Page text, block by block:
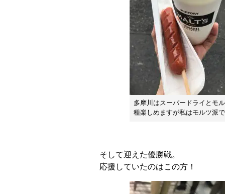
多摩川はスーパードライとモ
種楽しめますが私はモルツ派
そして迎えた優勝戦。
応援していたのはこの方！